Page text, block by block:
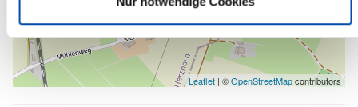
Zirkusprogramm auf die Beine zu stellen. Bewerbungen für die
Saison 2026 sind bis Ende Oktober möglich. Der Tag der
offenen Tür bietet die Gelegenheit, die Menschen hinter UBUNTU
persönlich kennenzulernen und einen Blick hinter die Kulissen zu
werfen. Termin & Ort: Samstag, 20. September 2025, 11–16 Uhr
UBUNTU – Heidehof, An der Heide 1–3, 25358 Horst (bei
Leaflet | ©OpenStreetMapcontributors